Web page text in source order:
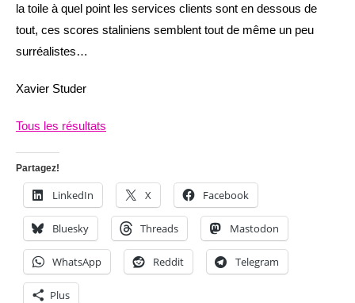
la toile à quel point les services clients sont en dessous de
tout, ces scores staliniens semblent tout de même un peu
surréalistes…
Xavier Studer
Tous les résultats
Partagez!
LinkedIn X Facebook
Bluesky Threads Mastodon
WhatsApp Reddit Telegram
Plus